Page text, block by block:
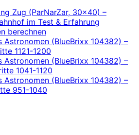
Zug (ParNarZar, 30×40) –
im Test & Erfahrung
berechnen
Astronomen (BlueBrixx 104382) –
1121-1200
Astronomen (BlueBrixx 104382) –
1041-1120
Astronomen (BlueBrixx 104382) –
951-1040